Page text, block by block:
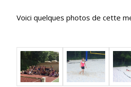
Voici quelques photos de cette